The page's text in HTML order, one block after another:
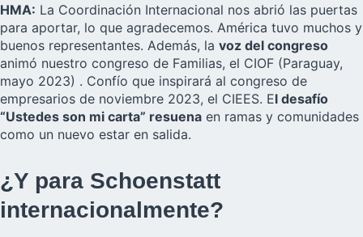
HMA: La Coordinación Internacional nos abrió las puertas
para aportar, lo que agradecemos. América tuvo muchos y
buenos representantes. Además, la voz del congreso
animó nuestro congreso de Familias, el CIOF (Paraguay,
mayo 2023) . Confío que inspirará al congreso de
empresarios de noviembre 2023, el CIEES. El desafío
“Ustedes son mi carta” resuena en ramas y comunidades
como un nuevo estar en salida.
¿Y para Schoenstatt
internacionalmente?